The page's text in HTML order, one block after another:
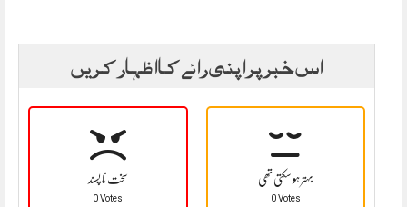
اس خبر پر اپنی رائے کا اظہار کریں
سخت نا پسند
0 Votes
بہتر ہو سکتی تھی
0 Votes